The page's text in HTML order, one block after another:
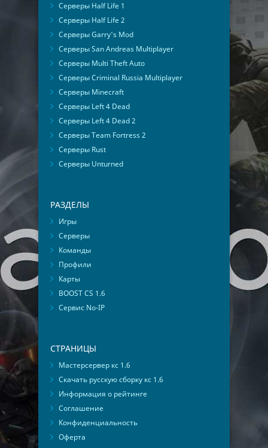
Серверы Half Life 1
Серверы Half Life 2
Серверы Garry's Mod
Серверы San Andreas Multiplayer
Серверы Multi Theft Auto
Серверы Criminal Russia Multiplayer
Серверы Minecraft
Серверы Left 4 Dead
Серверы Left 4 Dead 2
Серверы Team Fortress 2
Серверы Rust
Серверы Unturned
РАЗДЕЛЫ
Игры
Серверы
Команды
Профили
Карты
BOOST CS 1.6
Сервис No-IP
СТРАНИЦЫ
Мастерсервер кс 1.6
Скачать русскую сборку кс 1.6
Информация о рейтинге
Соглашение
Конфиденциальность
Оферта